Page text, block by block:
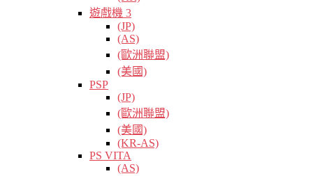
遊戲機 3
(JP)
(AS)
(歐洲聯盟)
(美國)
PSP
(JP)
(歐洲聯盟)
(美國)
(KR-AS)
PS VITA
(AS)